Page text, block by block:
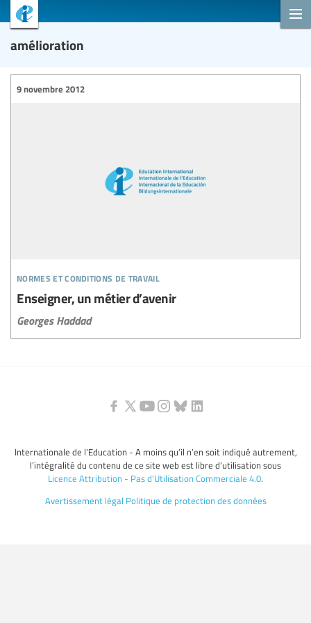
amélioration
normes et conditions de travail
9 novembre 2012
Enseigner, un métier d’avenir
Georges Haddad
Internationale de l’Education - A moins qu’il n’en soit indiqué autrement,
l’intégralité du contenu de ce site web est libre d’utilisation sous
Licence Attribution - Pas d’Utilisation Commerciale 4.0.
Avertissement légal Politique de protection des données